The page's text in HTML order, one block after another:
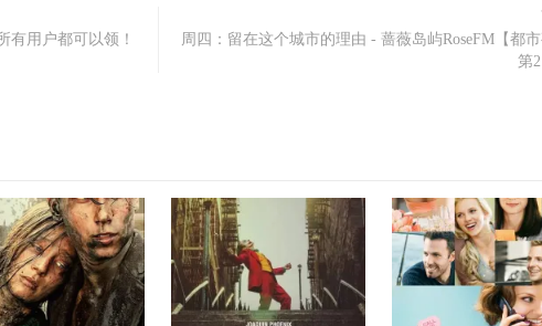
有用户都可以领！
周四：留在这个城市的理由 - 蔷薇岛屿RoseFM【都
第